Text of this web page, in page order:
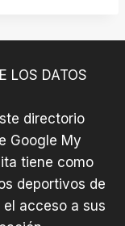
LOS DATOS
directorio
Google My
tiene como
deportivos de
acceso a sus